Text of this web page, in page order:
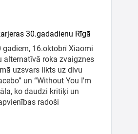
30.gadadienu Rīgā
16.oktobrī Xiaomi
alternatīvā roka zvaigznes
uzsvars likts uz divu
un “Without You I'm
ko daudzi kritiķi un
radoši